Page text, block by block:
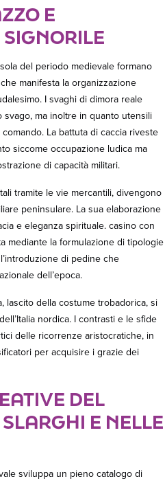
E
del periodo medievale formano
manifesta la organizzazione
I svaghi di dimora reale
ma inoltre in quanto utensili
La battuta di caccia riveste
siccome occupazione ludica ma
di capacità militari.
tramite le vie mercantili, divengono
peninsulare. La sua elaborazione
e eleganza spirituale. casino con
mediante la formulazione di tipologie
di pedine che
dell’epoca.
lascito della costume trobadorica, si
nordica. I contrasti e le sfide
delle ricorrenze aristocratiche, in
per acquisire i grazie dei
DEL
E NELLE
sviluppa un pieno catalogo di